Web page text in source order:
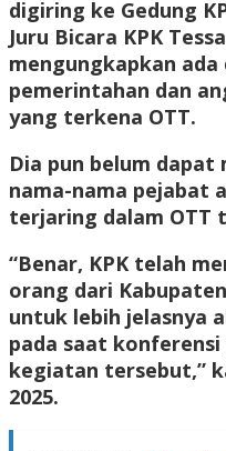
digiring ke Gedung
Juru Bicara KPK
mengungkapkan
pemerintahan dan
yang terkena OTT.
Dia pun belum dapat
nama-nama pejabat
terjaring dalam OTT
“Benar, KPK telah
orang dari
untuk lebih jelasnya
pada saat
kegiatan tersebut,”
2025.